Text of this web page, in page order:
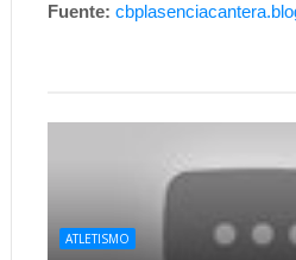
Fuente:
ATLETISMO